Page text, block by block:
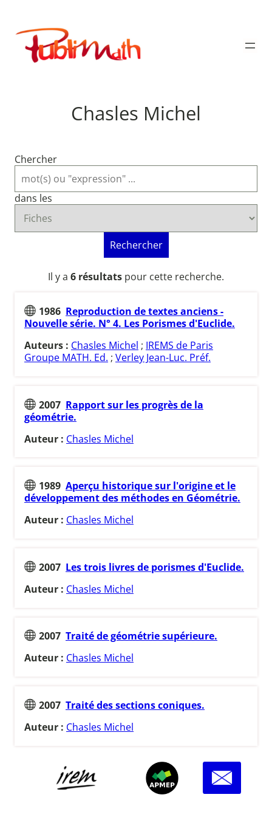
contenu
Publimath
Chasles Michel
Chercher
dans les
Rechercher
Il y a 6 résultats pour cette recherche.
1986 Reproduction de textes anciens -
Nouvelle série. N° 4. Les Porismes d'Euclide.
Auteurs : Chasles Michel ; IREMS de Paris
Groupe MATH. Ed. ; Verley Jean-Luc. Préf.
2007 Rapport sur les progrès de la
géométrie.
Auteur : Chasles Michel
1989 Aperçu historique sur l'origine et le
développement des méthodes en Géométrie.
Auteur : Chasles Michel
2007 Les trois livres de porismes d'Euclide.
Auteur : Chasles Michel
2007 Traité de géométrie supérieure.
Auteur : Chasles Michel
2007 Traité des sections coniques.
Auteur : Chasles Michel